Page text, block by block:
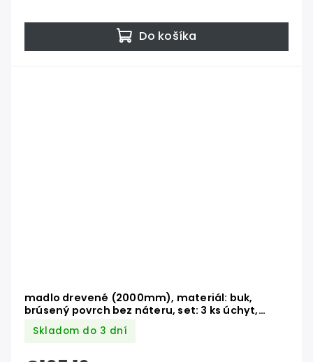
Do košíka
madlo drevené (2000mm), materiál: buk,
brúsený povrch bez náteru, set: 3 ks úchyt,
madlo s ukončením
Skladom do 3 dní